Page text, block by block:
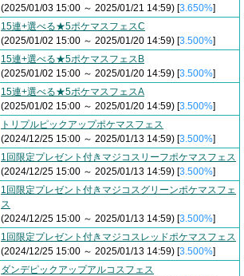
(2025/01/03 15:00 ～ 2025/01/21 14:59) [3.650%]
15連+選べる★5ポケマスフェスC
(2025/01/02 15:00 ～ 2025/01/20 14:59) [3.500%]
15連+選べる★5ポケマスフェスB
(2025/01/02 15:00 ～ 2025/01/20 14:59) [3.500%]
15連+選べる★5ポケマスフェスA
(2025/01/02 15:00 ～ 2025/01/20 14:59) [3.500%]
トリプルピックアップポケマスフェス
(2024/12/25 15:00 ～ 2025/01/13 14:59) [3.500%]
1回限定プレゼント付きマジコスリーフポケマスフェス
(2024/12/25 15:00 ～ 2025/01/13 14:59) [3.500%]
1回限定プレゼント付きマジコスグリーンポケマスフェ
ス
(2024/12/25 15:00 ～ 2025/01/13 14:59) [3.500%]
1回限定プレゼント付きマジコスレッドポケマスフェス
(2024/12/25 15:00 ～ 2025/01/13 14:59) [3.500%]
ダンデピックアップアルコスフェス